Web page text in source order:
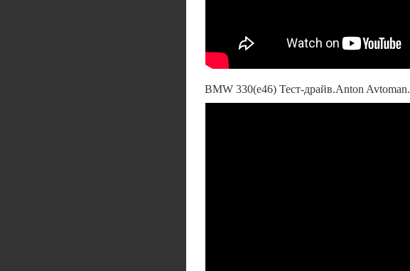
BMW 330(e46) Тест-драйв.Anton Avtoman.